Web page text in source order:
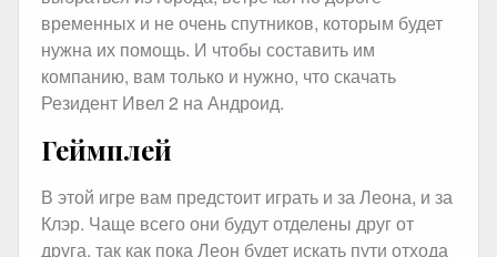
временных и не очень спутников, которым будет
нужна их помощь. И чтобы составить им
компанию, вам только и нужно, что скачать
Резидент Ивел 2 на Андроид.
Геймплей
В этой игре вам предстоит играть и за Леона, и за
Клэр. Чаще всего они будут отделены друг от
друга, так как пока Леон будет искать пути отхода